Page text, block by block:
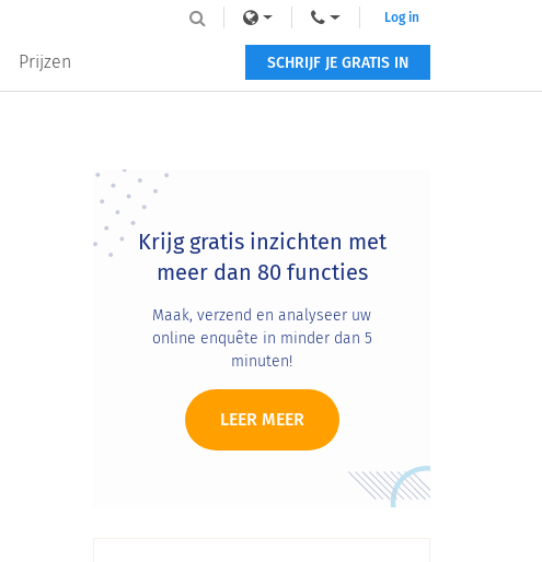
Prijzen
Log in
SCHRIJF JE GRATIS IN
Primary
Sidebar
Krijg gratis inzichten met
meer dan 80 functies
Maak, verzend en analyseer uw
online enquête in minder dan 5
minuten!
LEER MEER